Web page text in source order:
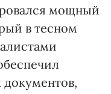
мощный
в тесном